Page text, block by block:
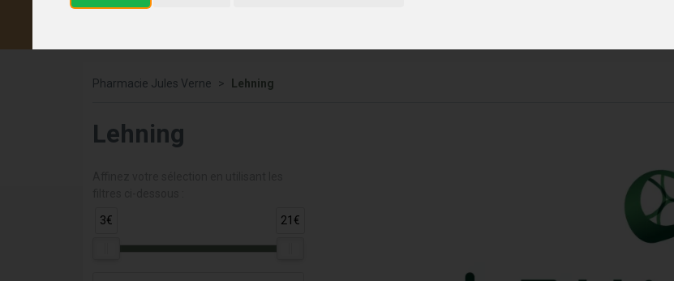
Pharmacie Jules Verne Lehning
Lehning
3€ 21€